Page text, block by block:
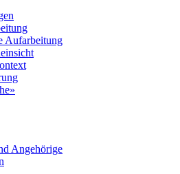
Aufarbeitung
Angehörige